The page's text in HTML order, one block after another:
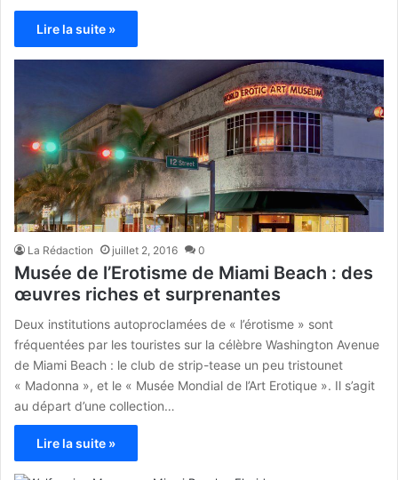
Lire la suite »
La Rédaction juillet 2, 2016 0
Musée de l’Erotisme de Miami Beach : des
œuvres riches et surprenantes
Deux institutions autoproclamées de « l’érotisme » sont
fréquentées par les touristes sur la célèbre Washington Avenue
de Miami Beach : le club de strip-tease un peu tristounet
« Madonna », et le « Musée Mondial de l’Art Erotique ». Il s’agit
au départ d’une collection…
Lire la suite »